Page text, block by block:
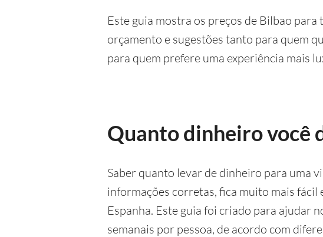
Este guia mostra os preços de Bilbao para
orçamento e sugestões tanto para quem
para quem prefere uma experiência mais
Quanto dinheiro você
Saber quanto levar de dinheiro para uma
informações corretas, fica muito mais
Espanha. Este guia foi criado para ajudar
semanais por pessoa, de acordo com